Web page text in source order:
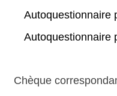
Autoquestionnaire
Autoquestionnaire
Chèque